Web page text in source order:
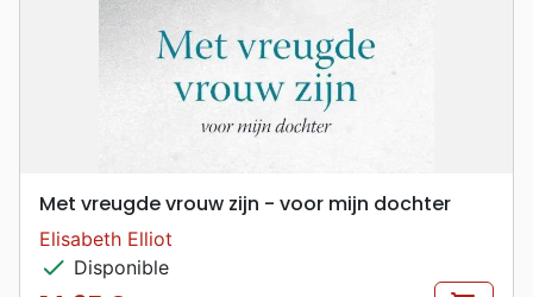
Met vreugde vrouw zijn - voor mijn dochter
Elisabeth Elliot
check Disponible